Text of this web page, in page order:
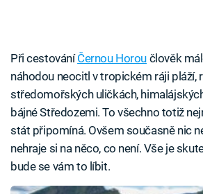
Při cestováníČernou Horou člověk
náhodou neocitl v tropickém ráji pláží,
středomořských uličkách,
bájné Středozemi. To všechno totiž
stát připomíná. Ovšem současně nic
nehraje si na něco, co není. Vše je
bude se vám to líbit.